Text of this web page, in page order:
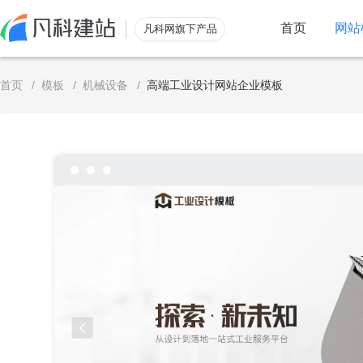
凡科网旗下产品 首页 网
首页 / 模板 / 机械设备 / 高端工业设计网站企业模板
服